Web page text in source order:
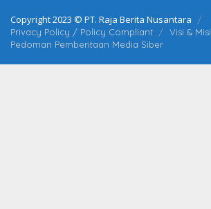
Copyright 2023 © PT. Raja Berita Nusantara
Privacy Policy / Policy Compliant Visi & Misi
Pedoman Pemberitaan Media Siber